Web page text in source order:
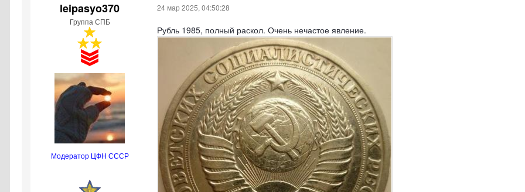
leipasyo370
Группа СПБ
Модератор ЦФН СССР
24 мар 2025, 04:50:28
Рубль 1985, полный раскол. Очень нечастое явление.